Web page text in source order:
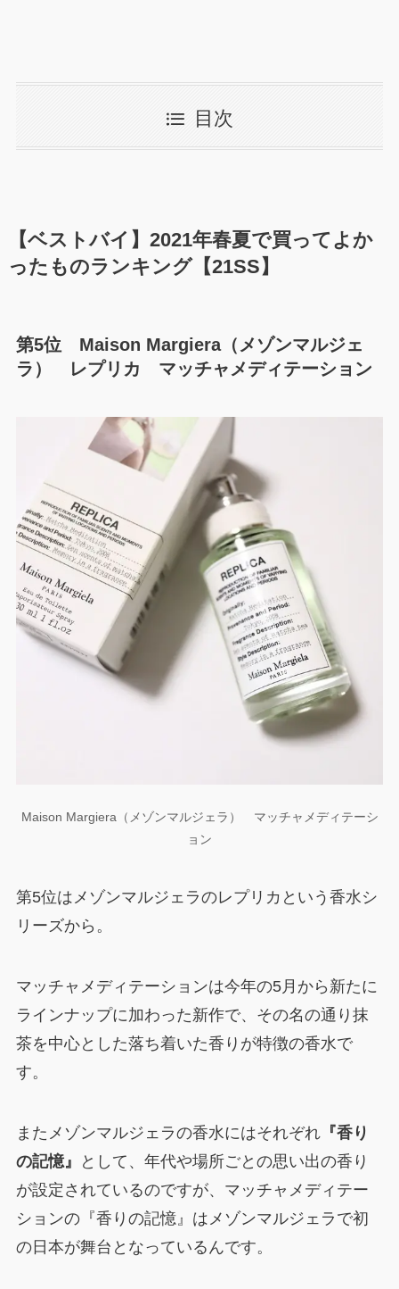
目次
【ベストバイ】2021年春夏で買ってよか
ったものランキング【21SS】
第5位 Maison Margiera（メゾンマルジェ
ラ） レプリカ マッチャメディテーション
Maison Margiera（メゾンマルジェラ） マッチャメディテーシ
ョン
第5位はメゾンマルジェラのレプリカという香水シ
リーズから。
マッチャメディテーションは今年の5月から新たに
ラインナップに加わった新作で、その名の通り抹
茶を中心とした落ち着いた香りが特徴の香水で
す。
またメゾンマルジェラの香水にはそれぞれ『香り
の記憶』
として、年代や場所ごとの思い出の香り
が設定されているのですが、マッチャメディテー
ションの『香りの記憶』はメゾンマルジェラで初
の日本が舞台となっているんです。